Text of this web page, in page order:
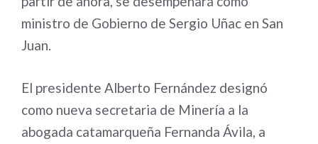
ministro de Gobierno de Sergio Uñac en San
Juan.
El presidente Alberto Fernández designó
como nueva secretaria de Minería a la
abogada catamarqueña Fernanda Ávila, a